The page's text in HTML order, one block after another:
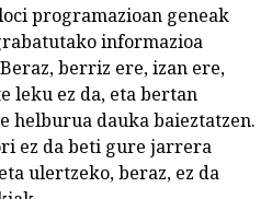
programazioan geneak
informazioa
berriz ere, izan ere,
leku ez da, eta bertan
helburua dauka baieztatzen.
ez da beti gure jarrera
ulertzeko, beraz, ez da